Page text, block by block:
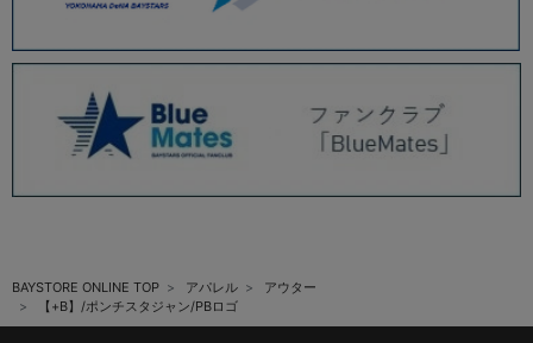
BAYSTORE ONLINE TOP アパレル
アウター
【+B】/ポンチスタジャン/PBロゴ